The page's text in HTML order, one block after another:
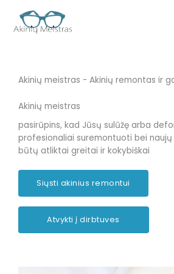
turinio
Akinių meistras - Akinių remontas ir
Akinių meistras
pasirūpins, kad Jūsų sulūžę arba
profesionaliai suremontuoti bei
būtų atliktai greitai ir kokybiškai
Siųsti akinius remontui
Atvykti į dirbtuves